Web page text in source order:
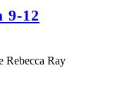
9-12
Rebecca Ray